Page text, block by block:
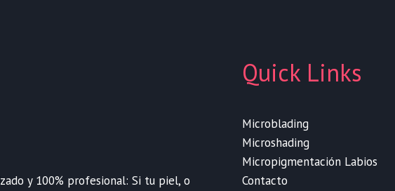
y 100% profesional: Si tu piel, o
Quick Links
Microblading
Microshading
Micropigmentación Labios
Contacto